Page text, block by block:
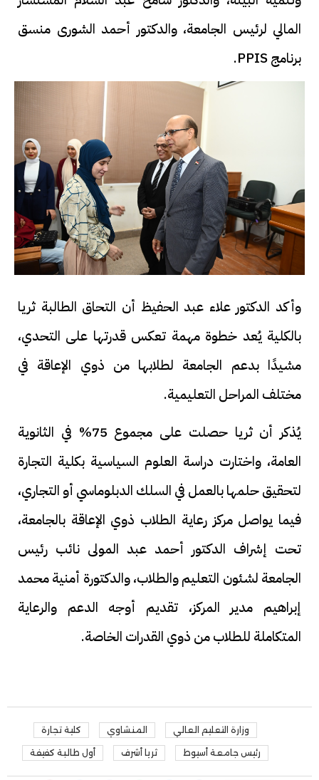
المالي لرئيس الجامعة، والدكتور أحمد الشورى منسق
برنامج PPIS.
وأكد الدكتور علاء عبد الحفيظ أن التحاق الطالبة ثريا
بالكلية يُعد خطوة مهمة تعكس قدرتها على التحدي،
مشيدًا بدعم الجامعة لطلابها من ذوي الإعاقة في
مختلف المراحل التعليمية.
يُذكر أن ثريا حصلت على مجموع 75% في الثانوية
العامة، واختارت دراسة العلوم السياسية بكلية التجارة
لتحقيق حلمها بالعمل في السلك الدبلوماسي أو التجاري،
فيما يواصل مركز رعاية الطلاب ذوي الإعاقة بالجامعة،
تحت إشراف الدكتور أحمد عبد المولى نائب رئيس
الجامعة لشئون التعليم والطلاب، والدكتورة أمنية محمد
إبراهيم مدير المركز، تقديم أوجه الدعم والرعاية
المتكاملة للطلاب من ذوي القدرات الخاصة.
وزارة التعليم العالي المنشاوي كلية تجارة
رئيس جامعة أسيوط ثريا أشرف أول طالبة كفيفة